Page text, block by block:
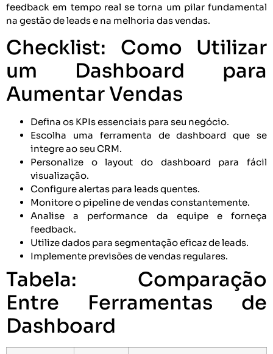
feedback em tempo real se torna um pilar fundamental
na gestão de leads e na melhoria das vendas.
Checklist: Como Utilizar
um Dashboard para
Aumentar Vendas
Defina os KPIs essenciais para seu negócio.
Escolha uma ferramenta de dashboard que se
integre ao seu CRM.
Personalize o layout do dashboard para fácil
visualização.
Configure alertas para leads quentes.
Monitore o pipeline de vendas constantemente.
Analise a performance da equipe e forneça
feedback.
Utilize dados para segmentação eficaz de leads.
Implemente previsões de vendas regulares.
Tabela: Comparação
Entre Ferramentas de
Dashboard